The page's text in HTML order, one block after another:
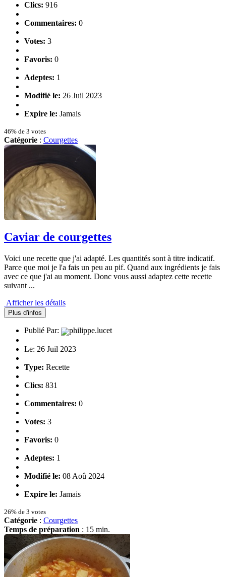
Clics: 916
Commentaires: 0
Votes: 3
Favoris: 0
Adeptes: 1
Modifié le: 26 Juil 2023
Expire le: Jamais
46% de 3 votes
Catégorie : Courgettes
Caviar de courgettes
Voici une recette que j'ai adapté. Les quantités sont à titre indicatif.
Parce que moi je l'a fais un peu au pif. Quand aux ingrédients je fais
avec ce que j'ai au moment. Donc vous aussi adaptez cette recette
suivant ...
Afficher les détails
Plus d'infos
Publié Par: philippe.lucet
Le: 26 Juil 2023
Type: Recette
Clics: 831
Commentaires: 0
Votes: 3
Favoris: 0
Adeptes: 1
Modifié le: 08 Aoû 2024
Expire le: Jamais
26% de 3 votes
Catégorie : Courgettes
Temps de préparation : 15 min.